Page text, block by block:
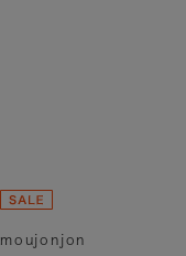
moujonjon